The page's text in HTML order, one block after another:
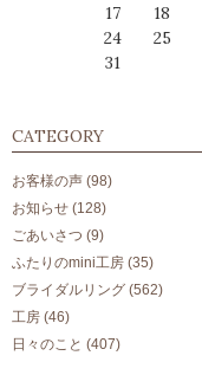
17
18
24
25
31
CATEGORY
お客様の声 (98)
お知らせ (128)
ごあいさつ (9)
ふたりのmini工房 (35)
ブライダルリング (562)
工房 (46)
日々のこと (407)